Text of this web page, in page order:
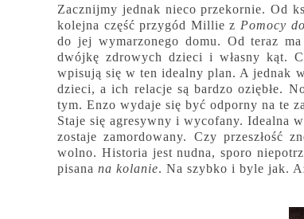
Zacznijmy jednak nieco przekornie. Od
kolejna część przygód Millie z Pomocy
do jej wymarzonego domu. Od teraz
dwójkę zdrowych dzieci i własny kąt.
wpisują się w ten idealny plan. A jednak
dzieci, a ich relacje są bardzo oziębłe.
tym. Enzo wydaje się być odporny na te
Staje się agresywny i wycofany. Idealna
zostaje zamordowany. Czy przeszłość
wolno. Historia jest nudna, sporo
pisana na kolanie. Na szybko i byle jak.